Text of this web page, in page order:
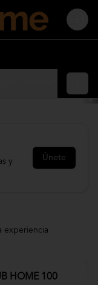
Login
y
Únete
experiencia
HOME 100